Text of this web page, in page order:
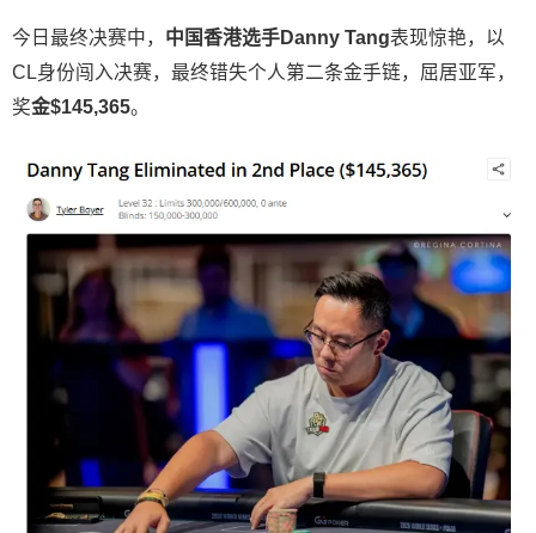
今日最终决赛中， 中国香港选手Danny Tang表现惊艳，以
CL身份闯入决赛，最终错失个人第二条金手链，屈居亚军，
奖金$145,365。